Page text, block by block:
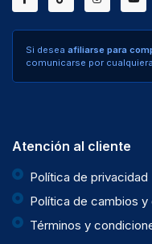
Si desea afiliarse para
comunicarse por
Atención al cliente
Política de privacidad
Política de cambios
Términos y